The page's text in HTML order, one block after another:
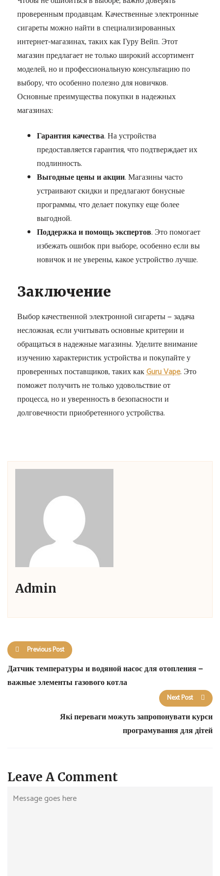
проверенным продавцам. Качественные электронные
сигареты можно найти в специализированных
интернет-магазинах, таких как Гуру Вейп. Этот
магазин предлагает не только широкий ассортимент
моделей, но и профессиональную консультацию по
выбору, что особенно полезно для новичков.
Основные преимущества покупки в надежных
магазинах:
Гарантия качества. На устройства
предоставляется гарантия, что подтверждает их
подлинность.
Выгодные цены и акции. Магазины часто
устраивают скидки и предлагают бонусные
программы, что делает покупку еще более
выгодной.
Поддержка и помощь экспертов. Это помогает
избежать ошибок при выборе, особенно если вы
новичок и не уверены, какое устройство лучше.
Заключение
Выбор качественной электронной сигареты — задача
несложная, если учитывать основные критерии и
обращаться в надежные магазины. Уделите внимание
изучению характеристик устройства и покупайте у
проверенных поставщиков, таких какGuru Vape. Это
поможет получить не только удовольствие от
процесса, но и уверенность в безопасности и
долговечности приобретенного устройства.
Admin
Previous Post
Датчик температуры и водяной насос для отопления —
важные элементы газового котла
Next Post
Які переваги можуть запропонувати курси
програмування для дітей
Leave A Comment